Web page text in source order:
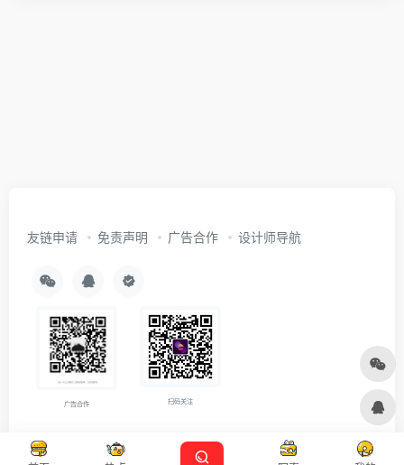
友链申请 免责声明 广告合作 设计师导航
广告合作 扫码关注
Copyright © 2026沪ICP备2021007899号-5 Designed by 设计资源